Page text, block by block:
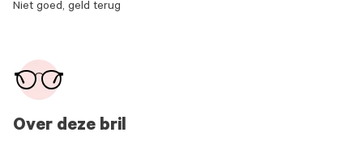
Over deze bril
Niet goed, geld terug